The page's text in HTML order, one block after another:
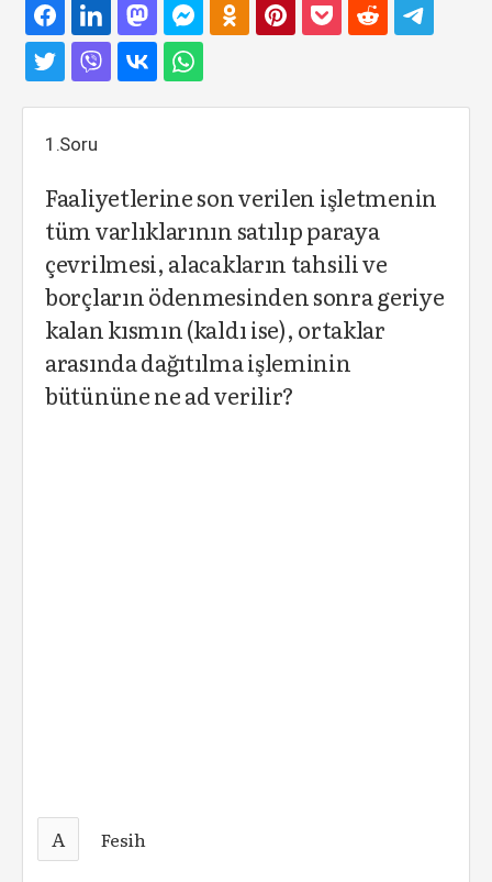
1.Soru
Faaliyetlerine son verilen işletmenin
tüm varlıklarının satılıp paraya
çevrilmesi, alacakların tahsili ve
borçların ödenmesinden sonra geriye
kalan kısmın (kaldı ise), ortaklar
arasında dağıtılma işleminin
bütününe ne ad verilir?
A Fesih